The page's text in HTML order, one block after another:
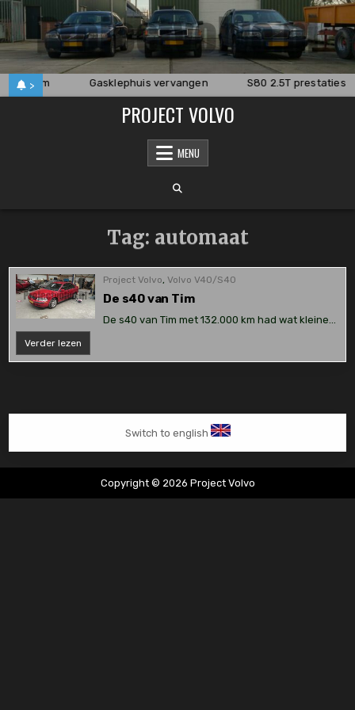
Skip
to
content
>
van Tim Gasklephuis vervangen S80 2.5T prestaties
PROJECT VOLVO
MENU
Tag: automaat
Project Volvo,Volvo V40/S40
De s40 van Tim
De s40 van Tim met 132.000 km had wat kleine…
Verder lezen
s40
van
Switch to english
Copyright © 2026 Project Volvo